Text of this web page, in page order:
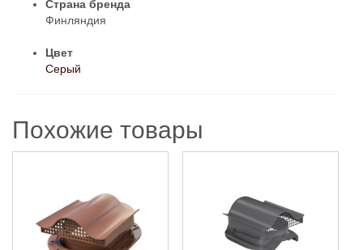
Страна бренда
Финляндия
Цвет
Серый
Похожие товары